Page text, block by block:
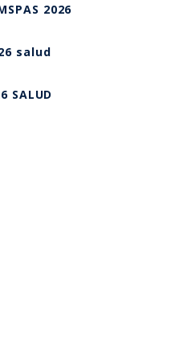
2026
salud
SALUD